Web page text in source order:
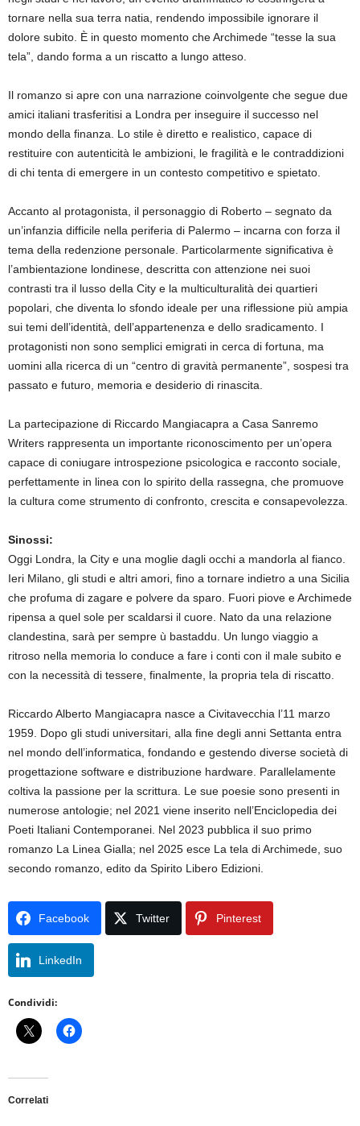
tornare nella sua terra natia, rendendo impossibile ignorare il
dolore subito. È in questo momento che Archimede “tesse la sua
tela”, dando forma a un riscatto a lungo atteso.
Il romanzo si apre con una narrazione coinvolgente che segue due
amici italiani trasferitisi a Londra per inseguire il successo nel
mondo della finanza. Lo stile è diretto e realistico, capace di
restituire con autenticità le ambizioni, le fragilità e le contraddizioni
di chi tenta di emergere in un contesto competitivo e spietato.
Accanto al protagonista, il personaggio di Roberto – segnato da
un’infanzia difficile nella periferia di Palermo – incarna con forza il
tema della redenzione personale. Particolarmente significativa è
l’ambientazione londinese, descritta con attenzione nei suoi
contrasti tra il lusso della City e la multiculturalità dei quartieri
popolari, che diventa lo sfondo ideale per una riflessione più ampia
sui temi dell’identità, dell’appartenenza e dello sradicamento. I
protagonisti non sono semplici emigrati in cerca di fortuna, ma
uomini alla ricerca di un “centro di gravità permanente”, sospesi tra
passato e futuro, memoria e desiderio di rinascita.
La partecipazione di Riccardo Mangiacapra a Casa Sanremo
Writers rappresenta un importante riconoscimento per un’opera
capace di coniugare introspezione psicologica e racconto sociale,
perfettamente in linea con lo spirito della rassegna, che promuove
la cultura come strumento di confronto, crescita e consapevolezza.
Sinossi:
Oggi Londra, la City e una moglie dagli occhi a mandorla al fianco.
Ieri Milano, gli studi e altri amori, fino a tornare indietro a una Sicilia
che profuma di zagare e polvere da sparo. Fuori piove e Archimede
ripensa a quel sole per scaldarsi il cuore. Nato da una relazione
clandestina, sarà per sempre ù bastaddu. Un lungo viaggio a
ritroso nella memoria lo conduce a fare i conti con il male subito e
con la necessità di tessere, finalmente, la propria tela di riscatto.
Riccardo Alberto Mangiacapra nasce a Civitavecchia l’11 marzo
1959. Dopo gli studi universitari, alla fine degli anni Settanta entra
nel mondo dell’informatica, fondando e gestendo diverse società di
progettazione software e distribuzione hardware. Parallelamente
coltiva la passione per la scrittura. Le sue poesie sono presenti in
numerose antologie; nel 2021 viene inserito nell’Enciclopedia dei
Poeti Italiani Contemporanei. Nel 2023 pubblica il suo primo
romanzo La Linea Gialla; nel 2025 esce La tela di Archimede, suo
secondo romanzo, edito da Spirito Libero Edizioni.
Facebook Twitter Pinterest
LinkedIn
Condividi:
Correlati